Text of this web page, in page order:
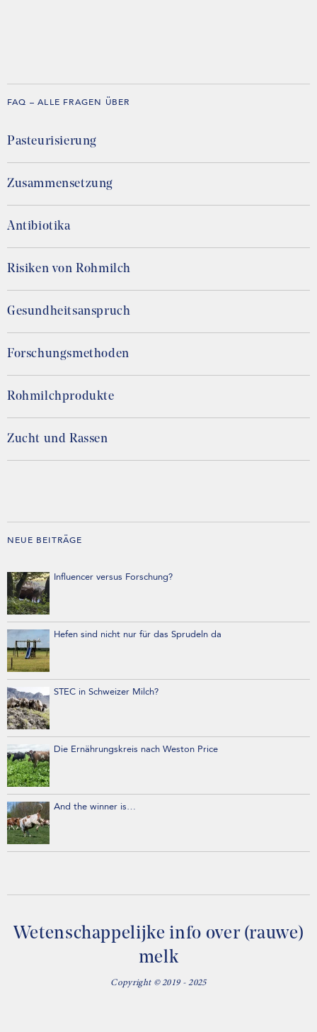
FAQ – ALLE FRAGEN ÜBER
Pasteurisierung
Zusammensetzung
Antibiotika
Risiken von Rohmilch
Gesundheitsanspruch
Forschungsmethoden
Rohmilchprodukte
Zucht und Rassen
NEUE BEITRÄGE
Influencer versus Forschung?
Hefen sind nicht nur für das Sprudeln da
STEC in Schweizer Milch?
Die Ernährungskreis nach Weston Price
And the winner is…
Wetenschappelijke info over (rauwe)
melk
Copyright © 2019 - 2025